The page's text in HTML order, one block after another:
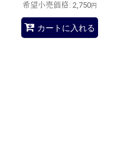
希望小売価格: 2,750円
カートに入れる